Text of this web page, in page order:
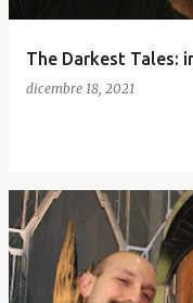
The Darkest Tales:
dicembre 18, 2021